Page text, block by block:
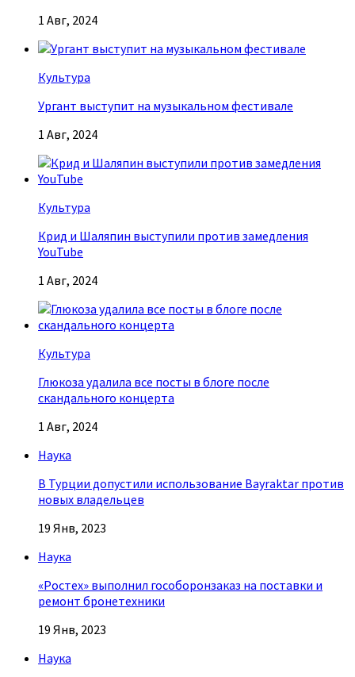
1 Авг, 2024
Культура
Ургант выступит на музыкальном фестивале
1 Авг, 2024
Культура
Крид и Шаляпин выступили против замедления
YouTube
1 Авг, 2024
Культура
Глюкоза удалила все посты в блоге после
скандального концерта
1 Авг, 2024
Наука
В Турции допустили использование Bayraktar против
новых владельцев
19 Янв, 2023
Наука
«Ростех» выполнил гособоронзаказ на поставки и
ремонт бронетехники
19 Янв, 2023
Наука